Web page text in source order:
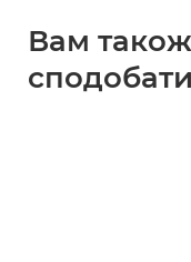
Вам